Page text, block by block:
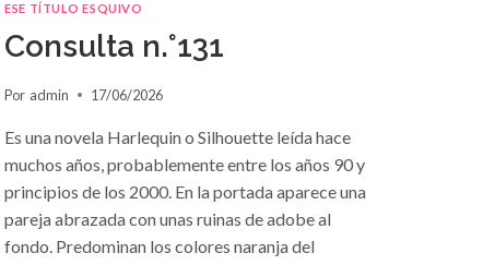
ESE TÍTULO ESQUIVO
Consulta n.°131
Por admin 17/06/2026
Es una novela Harlequin o Silhouette leída hace
muchos años, probablemente entre los años 90 y
principios de los 2000. En la portada aparece una
pareja abrazada con unas ruinas de adobe al
fondo. Predominan los colores naranja del